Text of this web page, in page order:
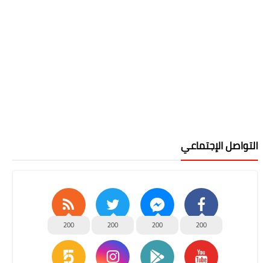
التواصل الإجتماعي
200
200
200
200